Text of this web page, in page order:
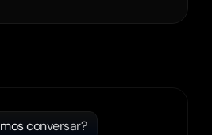
conversar?